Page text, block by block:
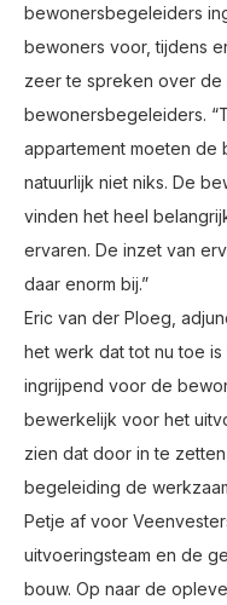
bewonersbegeleiders
bewoners voor, tijdens
zeer te spreken over de
bewonersbegeleiders.
appartement moeten de
natuurlijk niet niks. De
vinden het heel
ervaren. De inzet van
daar enorm bij.”
Eric van der Ploeg,
het werk dat tot nu toe
ingrijpend voor de
bewerkelijk voor het
zien dat door in te
begeleiding de
Petje af voor
uitvoeringsteam en de
bouw. Op naar de